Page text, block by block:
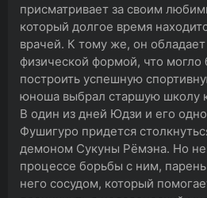
присматривает за своим
который долгое время
врачей. К тому же, он
физической формой, что
построить успешную
юноша выбрал старшую школу
В один из дней Юдзи и его
Фушигуро придется
демоном Сукуны Рёмэна. Но
процессе борьбы с ним,
него сосудом, который